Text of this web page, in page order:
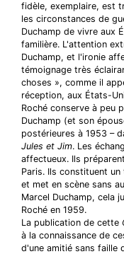
fidèle, exemplaire, est
les circonstances de
Duchamp de vivre aux
familière. L'attention
Duchamp, et l'ironie
témoignage très
choses », comme il
réception, aux États-
Roché conserve à peu
Duchamp (et son
postérieures à 1953 –
Jules et Jim. Les
affectueux. Ils
Paris. Ils constituent
et met en scène sans
Marcel Duchamp, cela
Roché en 1959.
La publication de cette
à la connaissance de
d'une amitié sans faille